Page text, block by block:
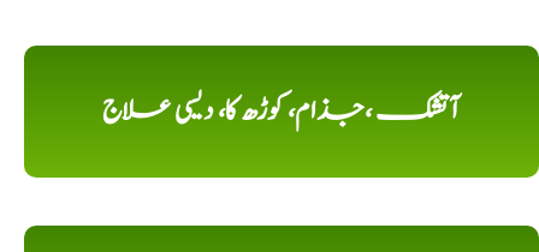
آتشک ،جذام، کوڑھ کا، دیسی علاج